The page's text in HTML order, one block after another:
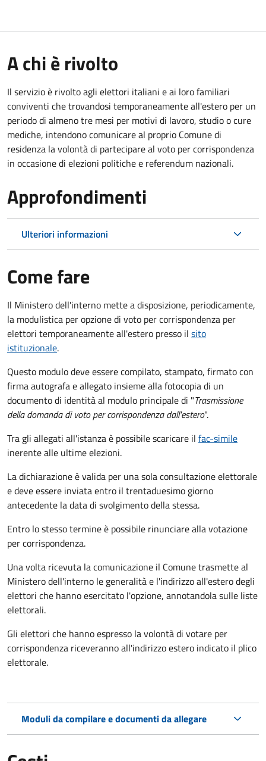
A chi è rivolto
Il servizio è rivolto agli elettori italiani e ai loro familiari
conviventi che trovandosi temporaneamente all'estero per un
periodo di almeno tre mesi per motivi di lavoro, studio o cure
mediche, intendono comunicare al proprio Comune di
residenza la volontà di partecipare al voto per corrispondenza
in occasione di elezioni politiche e referendum nazionali.
Approfondimenti
Ulteriori informazioni
Come fare
Il Ministero dell'interno mette a disposizione, periodicamente,
la modulistica per opzione di voto per corrispondenza per
elettori temporaneamente all'estero presso il sito
istituzionale.
Questo modulo deve essere compilato, stampato, firmato con
firma autografa e allegato insieme alla fotocopia di un
documento di identità al modulo principale di "Trasmissione
della domanda di voto per corrispondenza dall'estero".
Tra gli allegati all'istanza è possibile scaricare il fac-simile
inerente alle ultime elezioni.
La dichiarazione è valida per una sola consultazione elettorale
e deve essere inviata entro il trentaduesimo giorno
antecedente la data di svolgimento della stessa.
Entro lo stesso termine è possibile rinunciare alla votazione
per corrispondenza.
Una volta ricevuta la comunicazione il Comune trasmette al
Ministero dell'interno le generalità e l'indirizzo all'estero degli
elettori che hanno esercitato l'opzione, annotandola sulle liste
elettorali.
Gli elettori che hanno espresso la volontà di votare per
corrispondenza riceveranno all'indirizzo estero indicato il plico
elettorale.
Moduli da compilare e documenti da allegare